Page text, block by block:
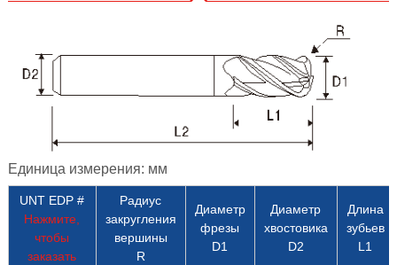
Единица измерения: мм
UNT EDP #
Нажмите,
чтобы
заказать
Радиус
закругления
вершины
R
Диаметр
фрезы
D1
Диаметр
хвостовика
D2
Длина
зубьев
L1